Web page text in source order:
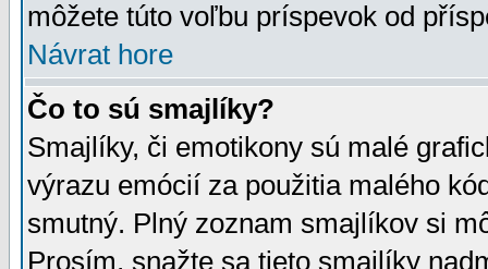
môžete túto voľbu príspevok od
Návrat hore
Čo to sú smajlíky?
Smajlíky, či emotikony sú malé
výrazu emócií za použitia malého
smutný. Plný zoznam smajlíkov si
Prosím, snažte sa tieto smajlíky